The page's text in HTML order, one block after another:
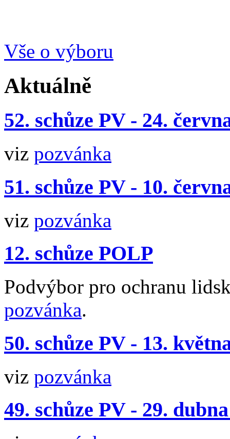
Vše o výboru
Aktuálně
52. schůze PV - 24.
viz pozvánka
51. schůze PV - 10.
viz pozvánka
12. schůze POLP
Podvýbor pro ochranu
pozvánka.
50. schůze PV - 13.
viz pozvánka
49. schůze PV - 29.